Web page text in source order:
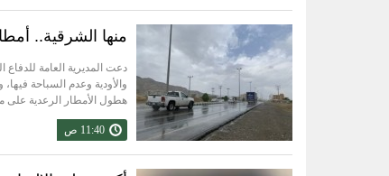
منها الشرقية..
دعت المديرية العامة
والأودية وعدم السباحة
هطول الأمطار الرعدية على
11:40 ص